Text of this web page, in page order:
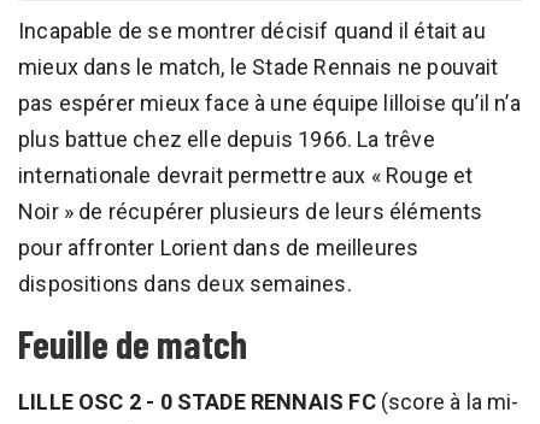
Incapable de se montrer décisif quand il était au
mieux dans le match, le Stade Rennais ne pouvait
pas espérer mieux face à une équipe lilloise qu’il n’a
plus battue chez elle depuis 1966. La trêve
internationale devrait permettre aux « Rouge et
Noir » de récupérer plusieurs de leurs éléments
pour affronter Lorient dans de meilleures
dispositions dans deux semaines.
Feuille de match
LILLE OSC 2 - 0 STADE RENNAIS FC(score à la mi-